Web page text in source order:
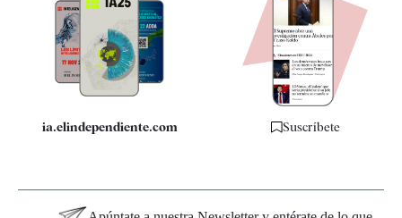
Quiénes somos
Especificaciones
ia.elindependiente.com Suscríbete